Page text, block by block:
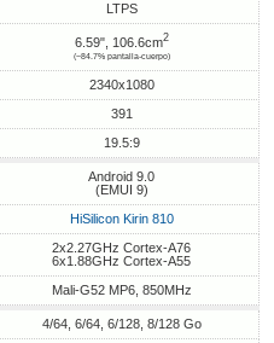
LTPS
6.59", 106.6cm2
(~84.7% pantalla-cuerpo)
2340x1080
391
19.5:9
Android 9.0
(EMUI 9)
HiSilicon Kirin 810
2x2.27GHz Cortex-A76
6x1.88GHz Cortex-A55
Mali-G52 MP6, 850MHz
4/64, 6/64, 6/128, 8/128 Go